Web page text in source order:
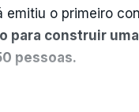
emitiu o primeiro
para construir
pessoas.